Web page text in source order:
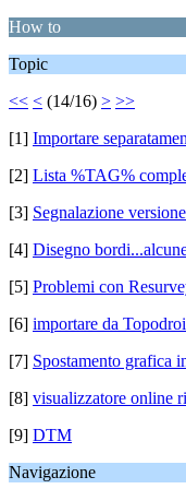
How to
Topic
<< < (14/16) > >>
[1] Importare
[2] Lista %TAG%
[3] Segnalazione
[4] Disegno
[5] Problemi con
[6] importare da
[7] Spostamento grafica
[8] visualizzatore online
[9] DTM
Navigazione